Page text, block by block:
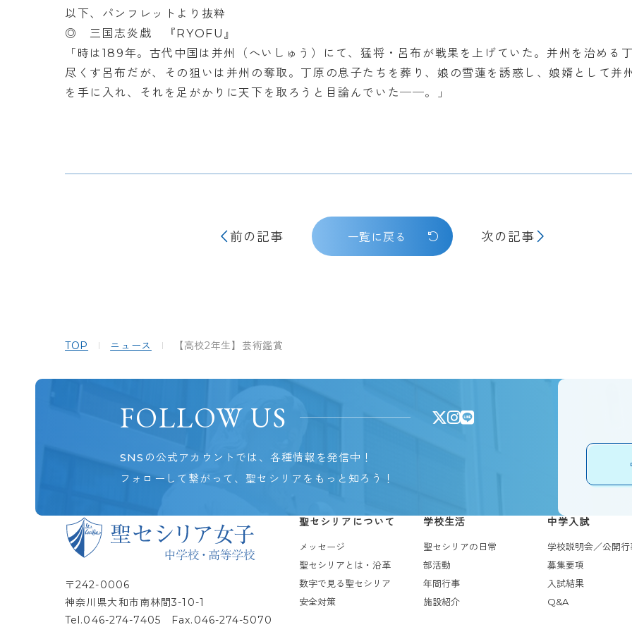
以下、パンフレットより抜粋
◎ 三国志炎戯 『RYOFU』
「時は189年。古代中国は并州（へいしゅう）にて、猛将・呂布が戦果を上げていた。并州を治める
尽くす呂布だが、その狙いは并州の奪取。丁原の息子たちを葬り、娘の雪蓮を誘惑し、娘婿として并
を手に入れ、それを足がかりに天下を取ろうと目論んでいた──。」
前の記事 一覧に戻る 次の記事
TOP ニュース 【高校2年生】芸術鑑賞
FOLLOW US
SNSの公式アカウントでは、各種情報を発信中！
フォローして繋がって、聖セシリアをもっと知ろう！
〒242-0006
神奈川県大和市南林間3-10-1
Tel.046-274-7405 Fax.046-274-5070
聖セシリアについて
メッセージ
聖セシリアとは・沿革
数字で見る聖セシリア
安全対策
学校生活
聖セシリアの日常
部活動
年間行事
施設紹介
中学入試
学校説明会／公開行
募集要項
入試結果
Q&A